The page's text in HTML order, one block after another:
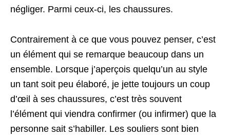
négliger. Parmi ceux-ci, les chaussures.
Contrairement à ce que vous pouvez penser, c’est
un élément qui se remarque beaucoup dans un
ensemble. Lorsque j’aperçois quelqu’un au style
un tant soit peu élaboré, je jette toujours un coup
d’œil à ses chaussures, c’est très souvent
l’élément qui viendra confirmer (ou infirmer) que la
personne sait s’habiller. Les souliers sont bien